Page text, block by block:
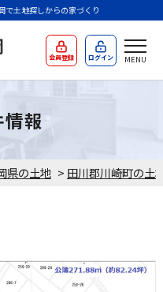
で土地探しからの家づくり
会員登録 ログイン
県の土地 > 田川郡川崎町の土
報